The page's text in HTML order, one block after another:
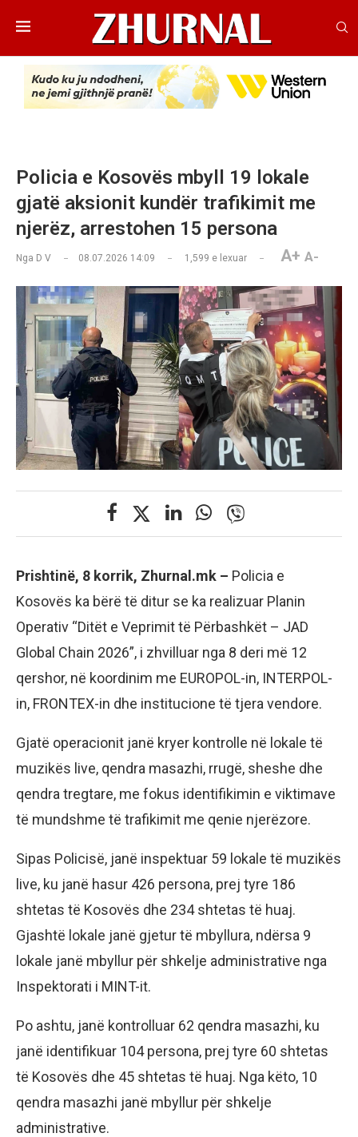
Policia e Kosovës mbyll 19 lokale
gjatë aksionit kundër trafikimit me
njerëz, arrestohen 15 persona
Nga D V 08.07.2026 14:09 1,599 e lexuar A+ A-
Prishtinë, 8 korrik, Zhurnal.mk – Policia e
Kosovës ka bërë të ditur se ka realizuar Planin
Operativ “Ditët e Veprimit të Përbashkët – JAD
Global Chain 2026”, i zhvilluar nga 8 deri më 12
qershor, në koordinim me EUROPOL-in, INTERPOL-
in, FRONTEX-in dhe institucione të tjera vendore.
Gjatë operacionit janë kryer kontrolle në lokale të
muzikës live, qendra masazhi, rrugë, sheshe dhe
qendra tregtare, me fokus identifikimin e viktimave
të mundshme të trafikimit me qenie njerëzore.
Sipas Policisë, janë inspektuar 59 lokale të muzikës
live, ku janë hasur 426 persona, prej tyre 186
shtetas të Kosovës dhe 234 shtetas të huaj.
Gjashtë lokale janë gjetur të mbyllura, ndërsa 9
lokale janë mbyllur për shkelje administrative nga
Inspektorati i MINT-it.
Po ashtu, janë kontrolluar 62 qendra masazhi, ku
janë identifikuar 104 persona, prej tyre 60 shtetas
të Kosovës dhe 45 shtetas të huaj. Nga këto, 10
qendra masazhi janë mbyllur për shkelje
administrative.